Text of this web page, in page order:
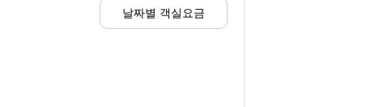
날짜별 객실요금